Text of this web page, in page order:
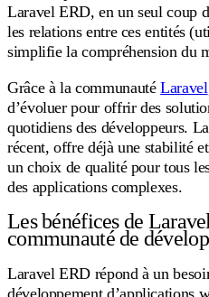
Laravel ERD, en un seul coup
les relations entre ces entités
simplifie la compréhension du
Grâce à la communautéLaravel
d’évoluer pour offrir des
quotidiens des développeurs.
récent, offre déjà une stabilité
un choix de qualité pour tous
des applications complexes.
Les bénéfices de
communauté de
Laravel ERD répond à un
développement d’applications